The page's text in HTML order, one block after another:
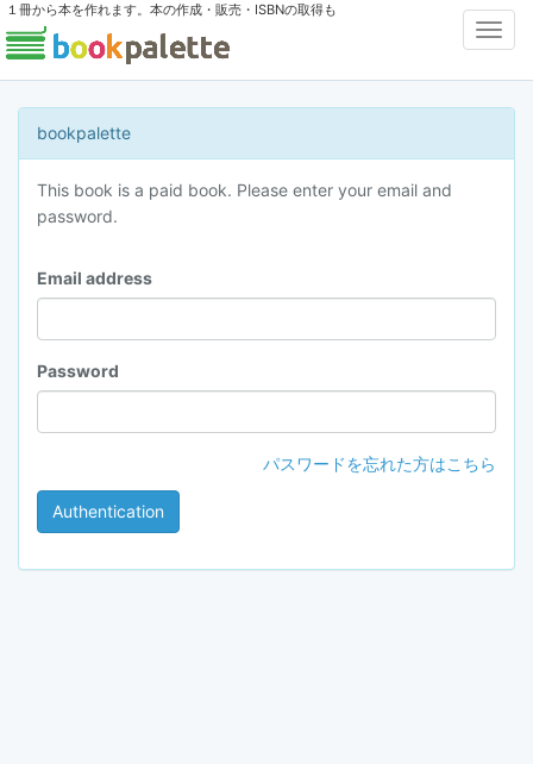
１冊から本を作れます。本の作成・販売・ISBNの取得も
bookpalette
This book is a paid book. Please enter your email and
password.
Email address
Password
パスワードを忘れた方はこちら
Authentication